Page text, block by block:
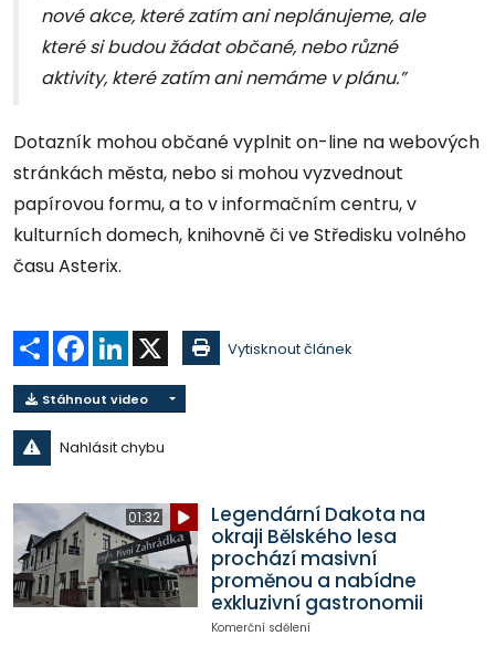
nové akce, které zatím ani neplánujeme, ale
které si budou žádat občané, nebo různé
aktivity, které zatím ani nemáme v plánu.”
Dotazník mohou občané vyplnit on-line na webových
stránkách města, nebo si mohou vyzvednout
papírovou formu, a to v informačním centru, v
kulturních domech, knihovně či ve Středisku volného
času Asterix.
Sdílet Facebook
LinkedIn Vytisknout článek
Stáhnout video
Nahlásit chybu
01:32
Legendární Dakota na
okraji Bělského lesa
prochází masivní
proměnou a nabídne
exkluzivní gastronomii
Komerční sdělení